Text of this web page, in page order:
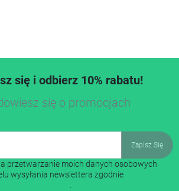
się i odbierz 10% rabatu!
się o promocjach
przetwarzanie moich danych osobowych
wysyłania newslettera zgodnie